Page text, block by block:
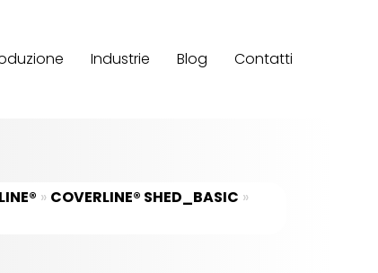
Industrie Blog Contatti
» COVERLINE® SHED_BASIC »